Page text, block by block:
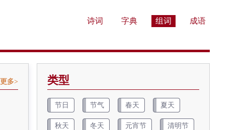
诗词 字典 组词 成语
更多> 类型
节日 节气 春天 夏天
秋天 冬天 元宵节 清明节